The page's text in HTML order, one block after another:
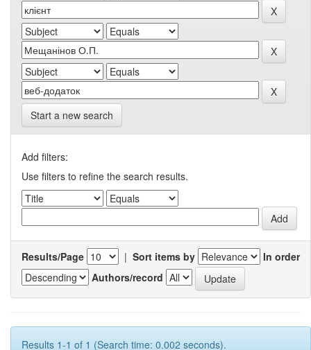
Start a new search
Add filters:
Use filters to refine the search results.
Results/Page | Sort items by
In order
Authors/record
Results 1-1 of 1 (Search time: 0.002 seconds).